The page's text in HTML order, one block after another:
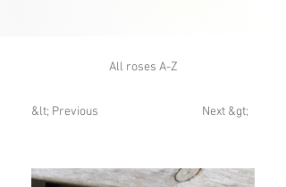
All roses A-Z
&lt; Previous Next &gt;